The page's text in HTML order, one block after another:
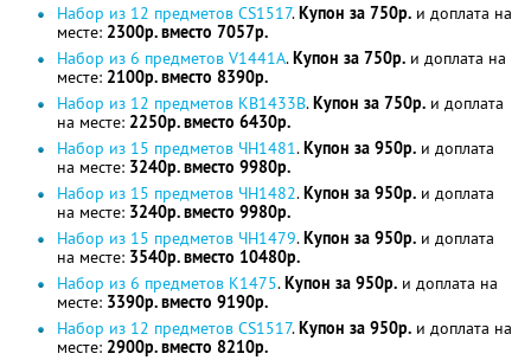
Набор из 12 предметов CS1517.Купон за 750р. и доплата на
месте: 2300р. вместо 7057р.
Набор из 6 предметов V1441A.Купон за 750р. и доплата на
месте: 2100р. вместо 8390р.
Набор из 12 предметов KB1433В.Купон за 750р. и доплата
на месте: 2250р. вместо 6430р.
Набор из 15 предметов ЧН1481.Купон за 950р. и доплата
на месте: 3240р. вместо 9980р.
Набор из 15 предметов ЧН1482.Купон за 950р. и доплата
на месте: 3240р. вместо 9980р.
Набор из 15 предметов ЧН1479.Купон за 950р. и доплата
на месте: 3540р. вместо 10480р.
Набор из 6 предметов K1475.Купон за 950р. и доплата на
месте: 3390р. вместо 9190р.
Набор из 12 предметов CS1517.Купон за 950р. и доплата на
месте: 2900р. вместо 8210р.